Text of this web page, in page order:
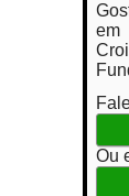
em
Ou